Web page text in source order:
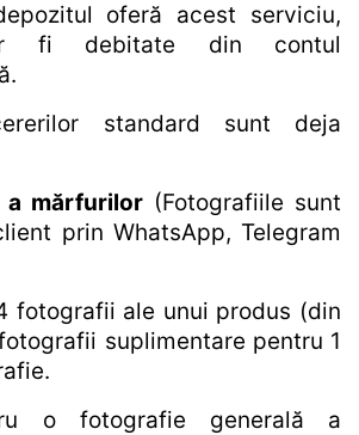
oferă acest serviciu,
fi debitate din contul
standard sunt deja
a mărfurilor(Fotografiile sunt
prin WhatsApp, Telegram
fotografii ale unui produs (din
suplimentare pentru 1
o fotografie generală a